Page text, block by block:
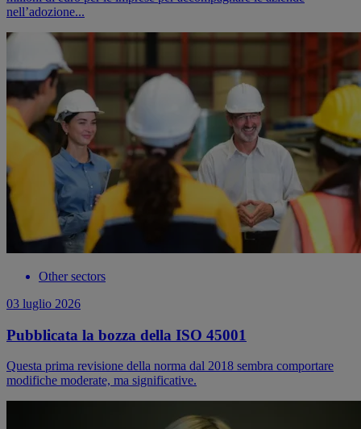
nell’adozione...
Other sectors
03 luglio 2026
Pubblicata la bozza della ISO 45001
Questa prima revisione della norma dal 2018 sembra comportare
modifiche moderate, ma significative.